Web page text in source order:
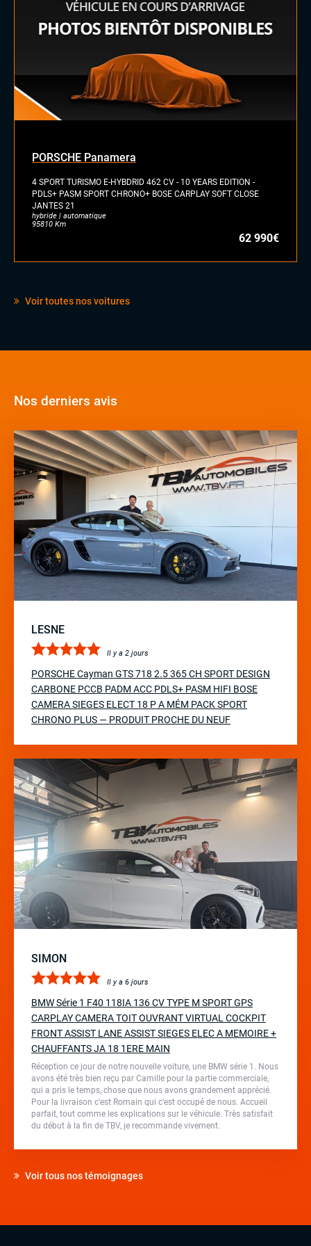
PORSCHE Panamera
4 SPORT TURISMO E-HYBDRID 462 CV - 10 YEARS EDITION -
PDLS+ PASM SPORT CHRONO+ BOSE CARPLAY SOFT CLOSE
JANTES 21
hybride | automatique
95810 Km
62 990€
Voir toutes nos voitures
Nos derniers avis
LESNE
Il y a 2 jours
PORSCHE Cayman GTS 718 2.5 365 CH SPORT DESIGN
CARBONE PCCB PADM ACC PDLS+ PASM HIFI BOSE
CAMERA SIEGES ELECT 18 P A MÉM PACK SPORT
CHRONO PLUS — PRODUIT PROCHE DU NEUF
SIMON
Il y a 6 jours
BMW Série 1 F40 118IA 136 CV TYPE M SPORT GPS
CARPLAY CAMERA TOIT OUVRANT VIRTUAL COCKPIT
FRONT ASSIST LANE ASSIST SIEGES ELEC A MEMOIRE +
CHAUFFANTS JA 18 1ERE MAIN
Réception ce jour de notre nouvelle voiture, une BMW série 1. Nous
avons été très bien reçu par Camille pour la partie commerciale,
qui a pris le temps, chose que nous avons grandement apprécié.
Pour la livraison c’est Romain qui c’est occupé de nous. Accueil
parfait, tout comme les explications sur le véhicule. Très satisfait
du début à la fin de TBV, je recommande vivement.
Voir tous nos témoignages